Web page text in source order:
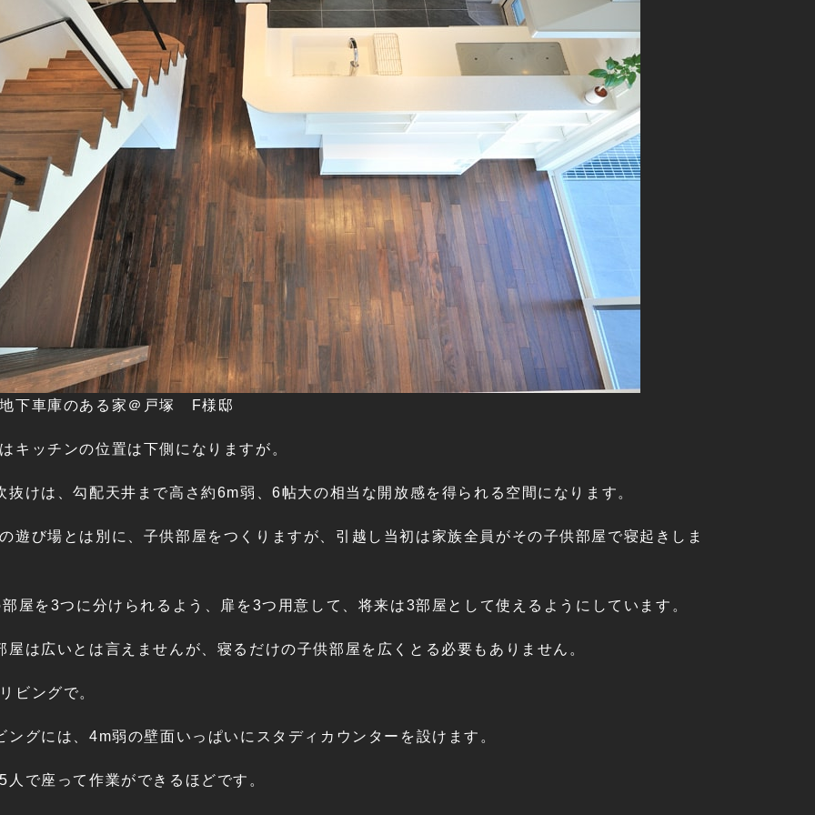
下車庫のある家＠戸塚 F様邸
キッチンの位置は下側になりますが。
抜けは、勾配天井まで高さ約6m弱、6帖大の相当な開放感を得られる空間になります。
遊び場とは別に、子供部屋をつくりますが、引越し当初は家族全員がその子供部屋で寝起きしま
屋を3つに分けられるよう、扉を3つ用意して、将来は3部屋として使えるようにしています。
屋は広いとは言えませんが、寝るだけの子供部屋を広くとる必要もありません。
ビングで。
ングには、4m弱の壁面いっぱいにスタディカウンターを設けます。
人で座って作業ができるほどです。